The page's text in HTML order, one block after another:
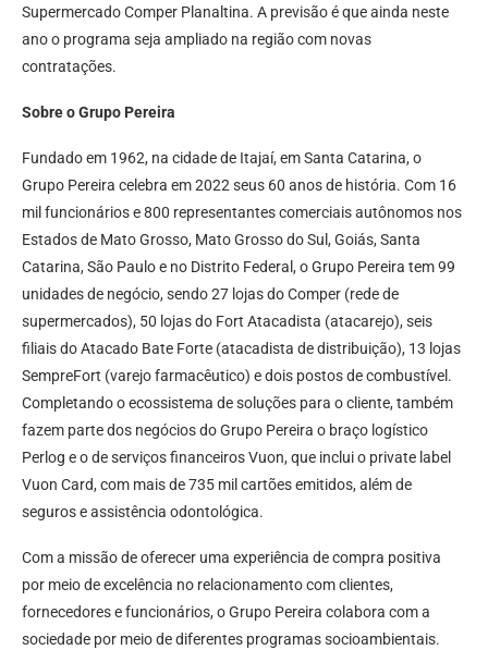
Supermercado Comper Planaltina. A previsão é que ainda neste
ano o programa seja ampliado na região com novas
contratações.
Sobre o Grupo Pereira
Fundado em 1962, na cidade de Itajaí, em Santa Catarina, o
Grupo Pereira celebra em 2022 seus 60 anos de história. Com 16
mil funcionários e 800 representantes comerciais autônomos nos
Estados de Mato Grosso, Mato Grosso do Sul, Goiás, Santa
Catarina, São Paulo e no Distrito Federal, o Grupo Pereira tem 99
unidades de negócio, sendo 27 lojas do Comper (rede de
supermercados), 50 lojas do Fort Atacadista (atacarejo), seis
filiais do Atacado Bate Forte (atacadista de distribuição), 13 lojas
SempreFort (varejo farmacêutico) e dois postos de combustível.
Completando o ecossistema de soluções para o cliente, também
fazem parte dos negócios do Grupo Pereira o braço logístico
Perlog e o de serviços financeiros Vuon, que inclui o private label
Vuon Card, com mais de 735 mil cartões emitidos, além de
seguros e assistência odontológica.
Com a missão de oferecer uma experiência de compra positiva
por meio de excelência no relacionamento com clientes,
fornecedores e funcionários, o Grupo Pereira colabora com a
sociedade por meio de diferentes programas socioambientais.